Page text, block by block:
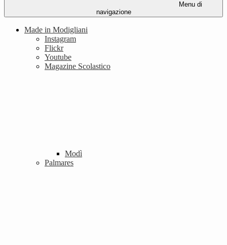
Menu di
navigazione
Made in Modigliani
Instagram
Flickr
Youtube
Magazine Scolastico
Modì
Palmares